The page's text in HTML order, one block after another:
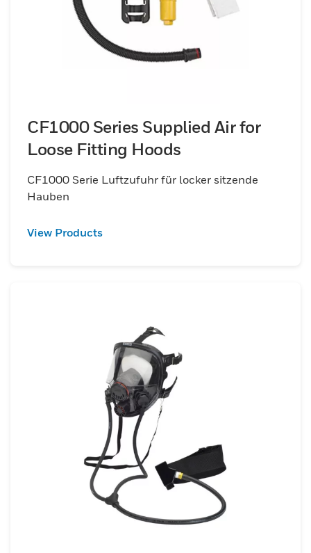
CF1000 Series Supplied Air for
Loose Fitting Hoods
CF1000 Serie Luftzufuhr für locker sitzende
Hauben
View Products